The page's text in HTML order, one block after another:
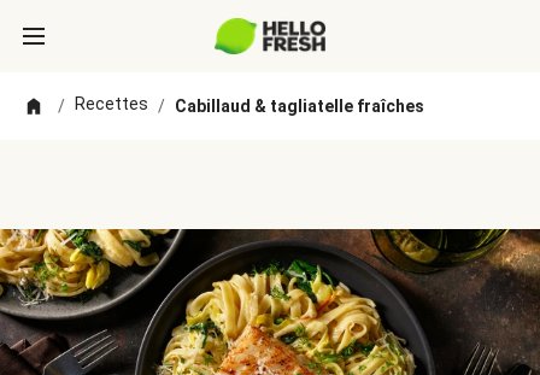
/ Recettes / Cabillaud & tagliatelle fraîches